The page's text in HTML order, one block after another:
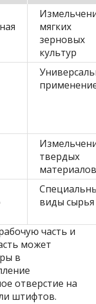
мягких
зерновых
культур
твердых
виды сырья
часть и
может
в
отверстие на
штифтов.